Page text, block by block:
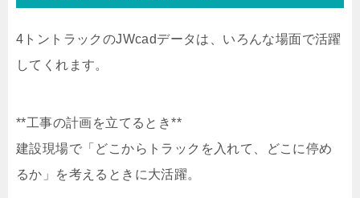
4トントラックのJWcadデータは、いろんな場面で活躍
してくれます。
**工事の計画を立てるとき**
建設現場で「どこからトラックを入れて、どこに停め
るか」を考えるときに大活躍。